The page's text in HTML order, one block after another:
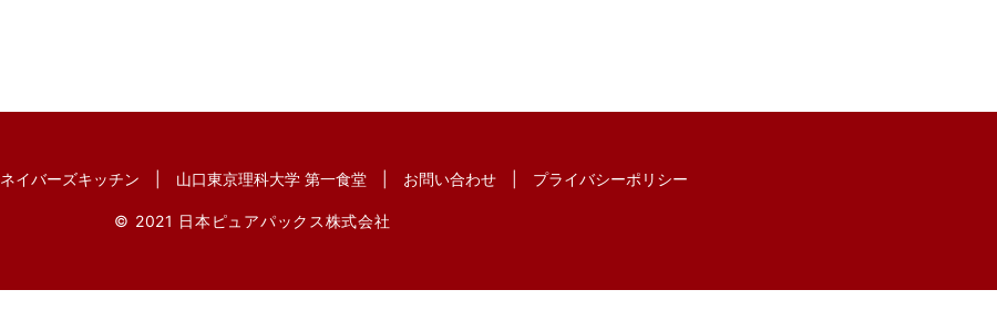
ネイバーズキッチン 山口東京理科大学 第一食堂 お問い合わせ プライバシーポリシー
© 2021 日本ピュアパックス株式会社